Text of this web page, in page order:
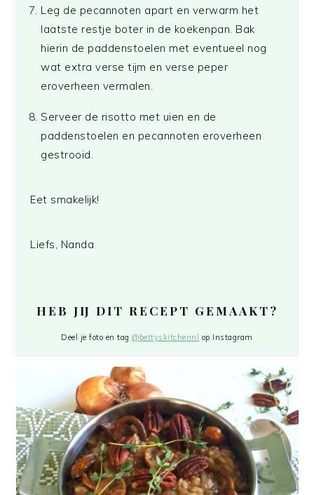
Leg de pecannoten apart en verwarm het
laatste restje boter in de koekenpan. Bak
hierin de paddenstoelen met eventueel nog
wat extra verse tijm en verse peper
eroverheen vermalen.
Serveer de risotto met uien en de
paddenstoelen en pecannoten eroverheen
gestrooid.
Eet smakelijk!
Liefs, Nanda
HEB JIJ DIT RECEPT GEMAAKT?
Deel je foto en tag@bettyskitchennl op Instagram